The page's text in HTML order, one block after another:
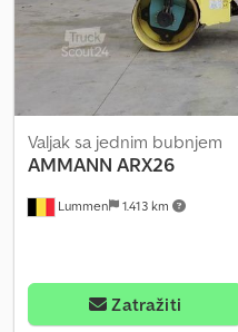
Lummen 1.413 km
Valjak sa jednim bubnjem
AMMANN ARX26
Zatražiti